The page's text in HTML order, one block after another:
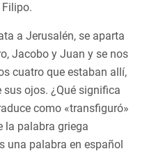
a Jerusalén, se aparta
Jacobo y Juan y se nos
cuatro que estaban allí,
ojos. ¿Qué significa
como «transfiguró»
la palabra griega
una palabra en español